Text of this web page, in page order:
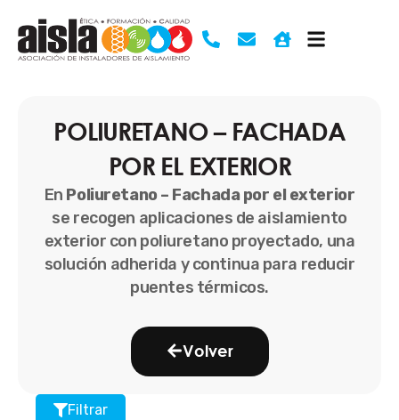
contenido
POLIURETANO – FACHADA
POR EL EXTERIOR
En Poliuretano – Fachada por el exterior
se recogen aplicaciones de aislamiento
exterior con poliuretano proyectado, una
solución adherida y continua para reducir
puentes térmicos.
Volver
Filtrar